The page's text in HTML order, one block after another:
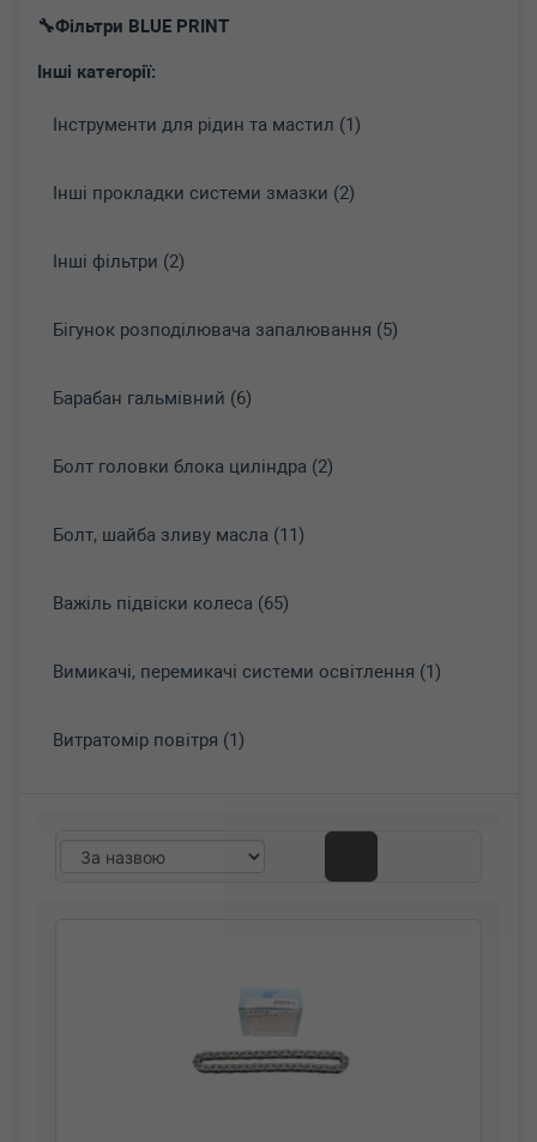
Фільтри BLUE PRINT
Інші категорії:
Інструменти для рідин та мастил (1)
Інші прокладки системи змазки (2)
Інші фільтри (2)
Бігунок розподілювача запалювання (5)
Барабан гальмівний (6)
Болт головки блока циліндра (2)
Болт, шайба зливу масла (11)
Важіль підвіски колеса (65)
Вимикачі, перемикачі системи освітлення (1)
Витратомір повітря (1)